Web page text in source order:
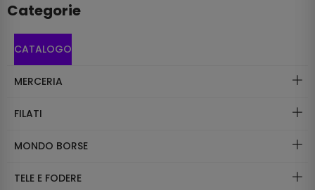
Categorie
CATALOGO
MERCERIA
FILATI
MONDO BORSE
TELE E FODERE